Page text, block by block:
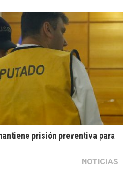
prisión preventiva para
NOTICIAS